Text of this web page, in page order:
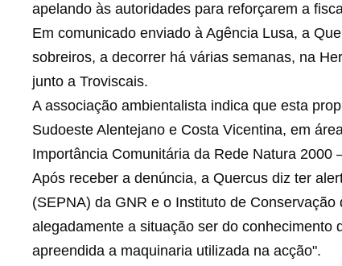
apelando às autoridades para reforçarem a
Em comunicado enviado à Agência Lusa, a
sobreiros, a decorrer há várias semanas, na
junto a Troviscais.
A associação ambientalista indica que esta
Sudoeste Alentejano e Costa Vicentina, em
Importância Comunitária da Rede Natura 2000
Após receber a denúncia, a Quercus diz ter
(SEPNA) da GNR e o Instituto de
alegadamente a situação ser do
apreendida a maquinaria utilizada na acção".